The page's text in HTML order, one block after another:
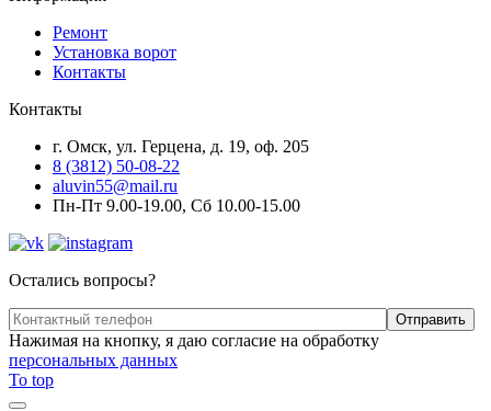
Ремонт
Установка ворот
Контакты
Контакты
г. Омск, ул. Герцена, д. 19, оф. 205
8 (3812) 50-08-22
aluvin55@mail.ru
Пн-Пт 9.00-19.00, Сб 10.00-15.00
Остались вопросы?
Нажимая на кнопку, я даю согласие на обработку
персональных данных
To top